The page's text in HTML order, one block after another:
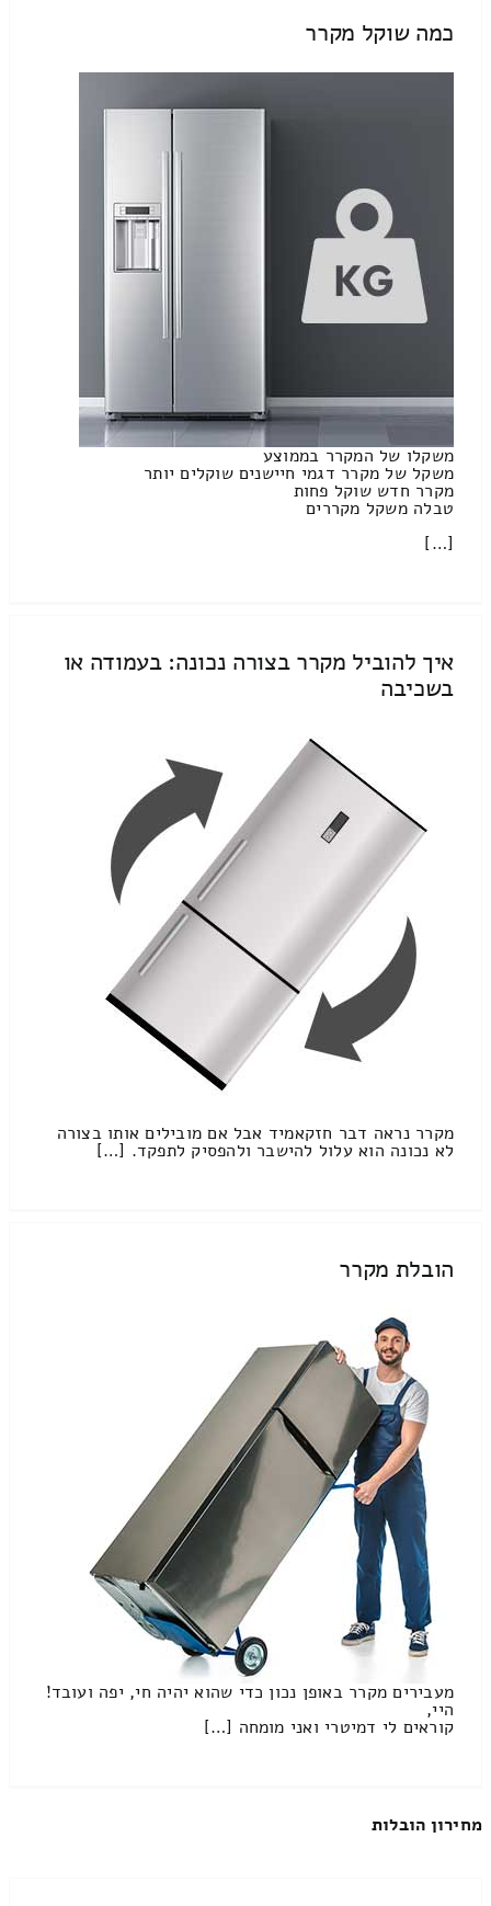
כמה שוקל מקרר
משקלו של המקרר בממוצע
משקל של מקרר דגמי חיישנים שוקלים יותר
מקרר חדש שוקל פחות
טבלה משקל מקררים
[…]
איך להוביל מקרר בצורה נכונה: בעמודה או
בשכיבה
מקרר נראה דבר חזקאמיד אבל אם מובילים אותו בצורה
לא נכונה הוא עלול להישבר ולהפסיק לתפקד. […]
הובלת מקרר
מעבירים מקרר באופן נכון כדי שהוא יהיה חי, יפה ועובד!
היי,
קוראים לי דמיטרי ואני מומחה […]
מחירון הובלות